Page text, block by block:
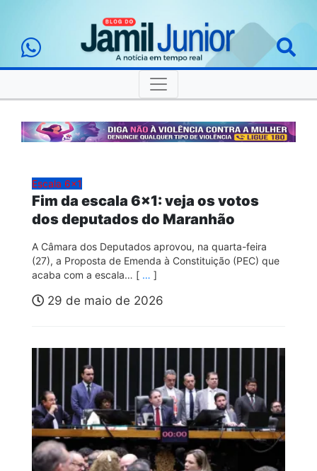
Escala 6x1
Fim da escala 6×1: veja os votos
dos deputados do Maranhão
A Câmara dos Deputados aprovou, na quarta-feira
(27), a Proposta de Emenda à Constituição (PEC) que
acaba com a escala… [ … ]
29 de maio de 2026